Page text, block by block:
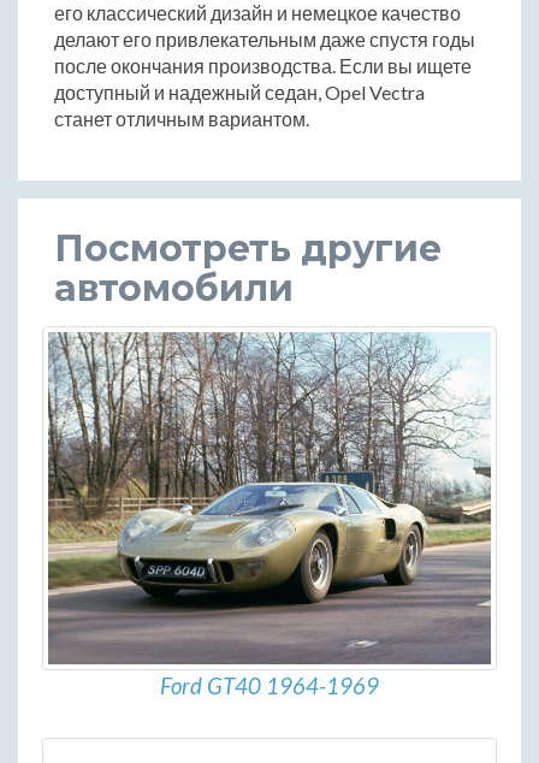
его классический дизайн и немецкое качество
делают его привлекательным даже спустя годы
после окончания производства. Если вы ищете
доступный и надежный седан, Opel Vectra
станет отличным вариантом.
Посмотреть другие
автомобили
Ford GT40 1964-1969